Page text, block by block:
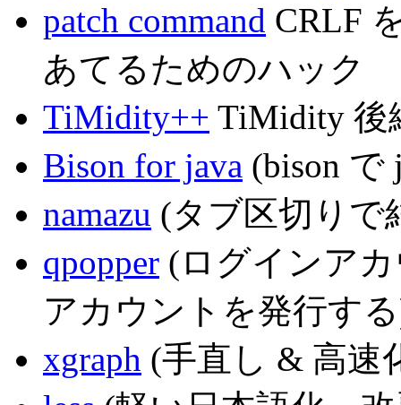
patch command CRLF
あてるためのハック
TiMidity++ TiMidity 後
Bison for java (bison で
namazu (タブ区切りで
qpopper (ログインア
アカウントを発行す
xgraph (手直し & 高速